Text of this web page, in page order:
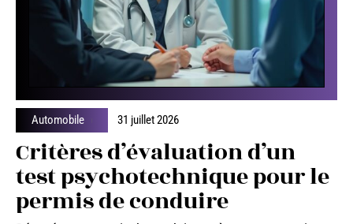
Automobile 31 juillet 2026
Critères d’évaluation d’un
test psychotechnique pour le
permis de conduire